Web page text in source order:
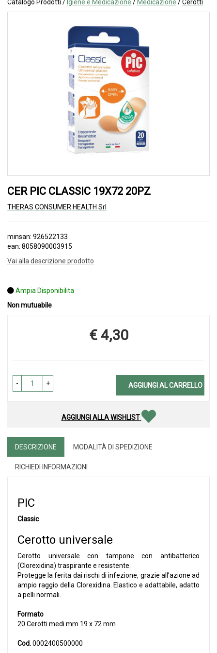
Catalogo Prodotti / Igiene e Medicazione / Medicazione /Cerotti
CER PIC CLASSIC 19X72 20PZ
THERAS CONSUMER HEALTH Srl
minsan: 926522133
ean: 8058090003915
Vai alla descrizione prodotto
Ampia Disponibilita
Non mutuabile
Prezzo
€ 4,30
- + AGGIUNGI AL CARRELLO
AGGIUNGI ALLA WISHLIST
DESCRIZIONE MODALITÀ DI SPEDIZIONE
RICHIEDI INFORMAZIONI
PIC
Classic
Cerotto universale
Cerotto universale con tampone con antibatterico
(Clorexidina) traspirante e resistente.
Protegge la ferita dai rischi di infezione, grazie all’azione ad
ampio raggio della Clorexidina. Elastico e adattabile, adatto
a pelli normali.
Formato
20 Cerotti medi mm 19 x 72 mm
Cod.0002400500000